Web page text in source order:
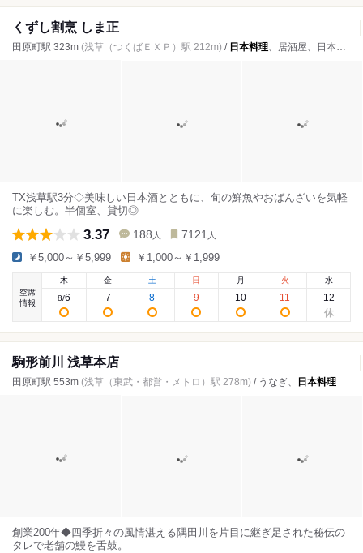
くずし割烹 しま正
田原町駅 323m (浅草（つくばＥＸＰ）駅 212m) / 日本料理、居酒屋、日本酒バー
TX浅草駅3分◇美味しい日本酒とともに、旬の鮮魚やおばんざいを気軽
に楽しむ。半個室、貸切◎
3.37 188 人 7121 人
￥5,000～￥5,999 ￥1,000～￥1,999
空席
情報
木
8/6
金
7
土
8
日
9
月
10
火
11
水
12
駒形前川 浅草本店
田原町駅 553m (浅草（東武・都営・メトロ）駅 278m) / うなぎ、 日本料理
創業200年◆四季折々の風情湛える隅田川を片目に継ぎ足された秘伝の
タレで老舗の鰻を舌鼓。